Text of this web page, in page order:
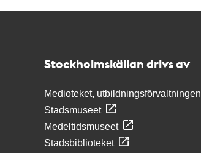
Stockholmskällan drivs av
Medioteket, utbildningsförvaltningen
Stadsmuseet
Medeltidsmuseet
Stadsbiblioteket